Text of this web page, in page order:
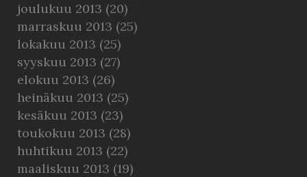
joulukuu 2013 (20)
marraskuu 2013 (25)
lokakuu 2013 (25)
syyskuu 2013 (27)
elokuu 2013 (26)
heinäkuu 2013 (25)
kesäkuu 2013 (23)
toukokuu 2013 (28)
huhtikuu 2013 (22)
maaliskuu 2013 (19)